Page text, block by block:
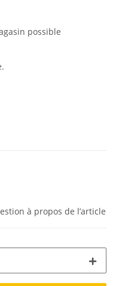
possible
à propos de l’article